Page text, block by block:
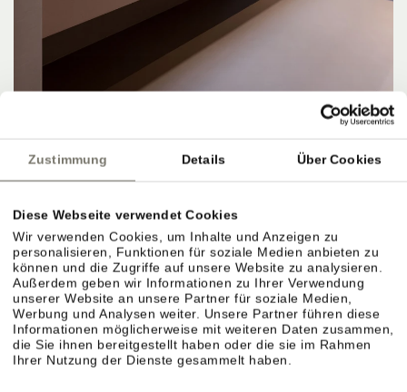
Zustimmung Details Über Cookies
Diese Webseite verwendet Cookies
Wir verwenden Cookies, um Inhalte und Anzeigen zu
personalisieren, Funktionen für soziale Medien anbieten zu
können und die Zugriffe auf unsere Website zu analysieren.
Außerdem geben wir Informationen zu Ihrer Verwendung
unserer Website an unsere Partner für soziale Medien,
Werbung und Analysen weiter. Unsere Partner führen diese
Informationen möglicherweise mit weiteren Daten zusammen,
die Sie ihnen bereitgestellt haben oder die sie im Rahmen
Ihrer Nutzung der Dienste gesammelt haben.
APARTMENTS, PREISE & LEISTUNGEN
Apartments & Preiskategorien im Überblick.
Verschiedene Größen für unterschiedliche
Bedürfnisse. Preise richten sich nach Saison,
Größe und Ausstattung.